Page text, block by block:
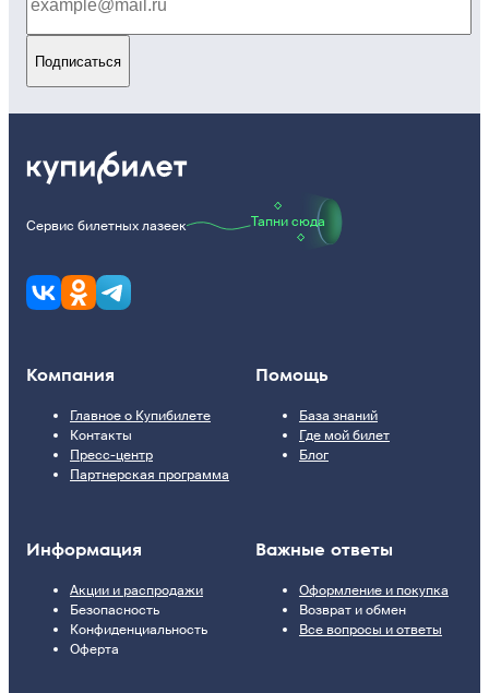
Подписаться
Сервис билетных лазеек Тапни сюда
Компания
Главное о Купибилете
Контакты
Пресс-центр
Партнерская программа
Помощь
База знаний
Где мой билет
Блог
Информация
Акции и распродажи
Безопасность
Конфиденциальность
Оферта
Важные ответы
Оформление и покупка
Возврат и обмен
Все вопросы и ответы